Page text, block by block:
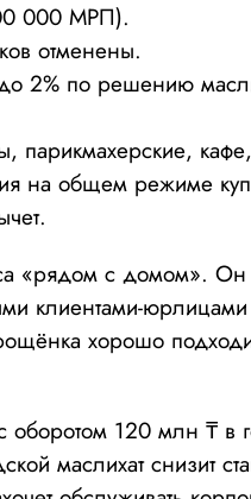
000 МРП).
отменены.
2% по решению
парикмахерские,
на общем режиме
«рядом с домом». Он
клиентами-
хорошо
оборотом 120 млн ₸ в
маслихат снизит